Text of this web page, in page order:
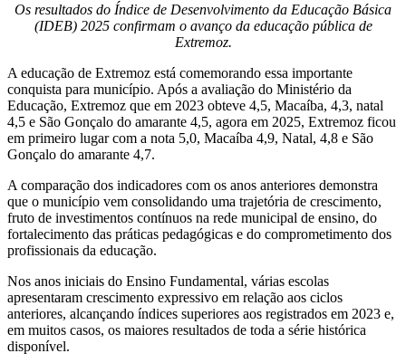
Os resultados do Índice de Desenvolvimento da Educação Básica
(IDEB) 2025 confirmam o avanço da educação pública de
Extremoz.
A educação de Extremoz está comemorando essa importante
conquista para município. Após a avaliação do Ministério da
Educação, Extremoz que em 2023 obteve 4,5, Macaíba, 4,3, natal
4,5 e São Gonçalo do amarante 4,5, agora em 2025, Extremoz ficou
em primeiro lugar com a nota 5,0, Macaíba 4,9, Natal, 4,8 e São
Gonçalo do amarante 4,7.
A comparação dos indicadores com os anos anteriores demonstra
que o município vem consolidando uma trajetória de crescimento,
fruto de investimentos contínuos na rede municipal de ensino, do
fortalecimento das práticas pedagógicas e do comprometimento dos
profissionais da educação.
Nos anos iniciais do Ensino Fundamental, várias escolas
apresentaram crescimento expressivo em relação aos ciclos
anteriores, alcançando índices superiores aos registrados em 2023 e,
em muitos casos, os maiores resultados de toda a série histórica
disponível.